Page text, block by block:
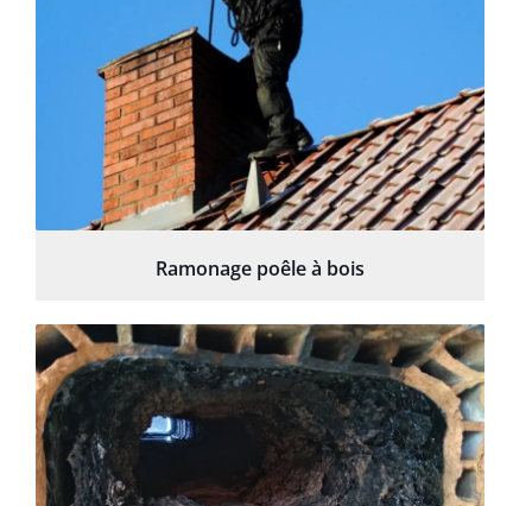
Ramonage poêle à bois